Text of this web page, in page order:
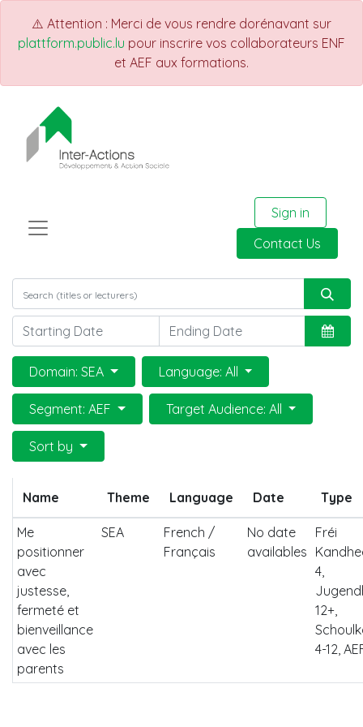
⚠️ Attention : Merci de vous rendre dorénavant sur
plattform.public.lu pour inscrire vos collaborateurs ENF
et AEF aux formations.
Sign in
Contact Us
Domain: SEA Language: All
Segment: AEF Target Audience: All
Sort by
Name Theme Language Date Type
Me
positionner
avec
justesse,
fermeté et
bienveillance
avec les
parents
SEA
French /
Français
No date
availables
Fréi
4,
12+,
4-12,